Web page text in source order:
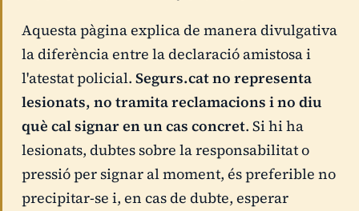
Aquesta pàgina explica de manera divulgativa
la diferència entre la declaració amistosa i
l'atestat policial. Segurs.cat no representa
lesionats, no tramita reclamacions i no diu
què cal signar en un cas concret. Si hi ha
lesionats, dubtes sobre la responsabilitat o
pressió per signar al moment, és preferible no
precipitar-se i, en cas de dubte, esperar